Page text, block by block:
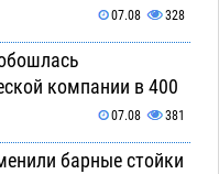
07.08 328
компании в 400
07.08 381
барные стойки